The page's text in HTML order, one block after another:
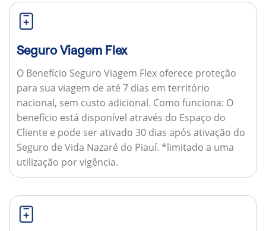
Seguro Viagem Flex
O Benefício Seguro Viagem Flex oferece proteção
para sua viagem de até 7 dias em território
nacional, sem custo adicional. Como funciona: O
benefício está disponível através do Espaço do
Cliente e pode ser ativado 30 dias após ativação do
Seguro de Vida Nazaré do Piauí. *limitado a uma
utilização por vigência.